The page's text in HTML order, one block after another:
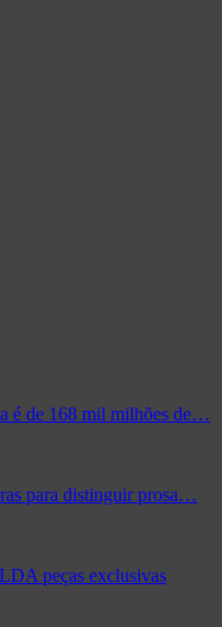
é de 168 mil milhões de…
para distinguir prosa…
peças exclusivas